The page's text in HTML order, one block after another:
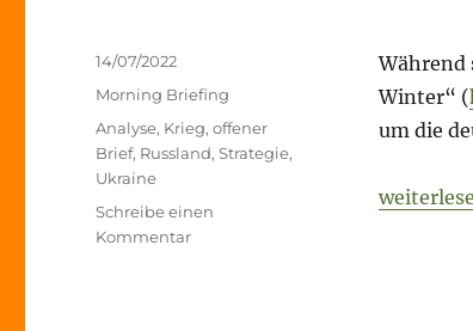
Während
Winter“ (
um die
„Fog of
Veröffentlicht
am
14/07/2022
Kategorien
Morning Briefing
Schlagwörter
Analyse, Krieg,offener
Brief, Russland,Strategie,
Ukraine
Schreibe einen
Kommentarzu